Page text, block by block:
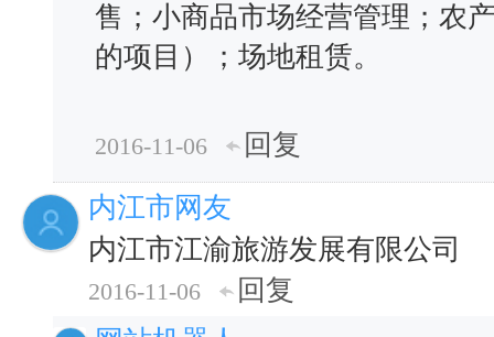
售；小商品市场经营管理；农
的项目）；场地租赁。
2016-11-06
回复
内江市网友
内江市江渝旅游发展有限公司
2016-11-06
回复